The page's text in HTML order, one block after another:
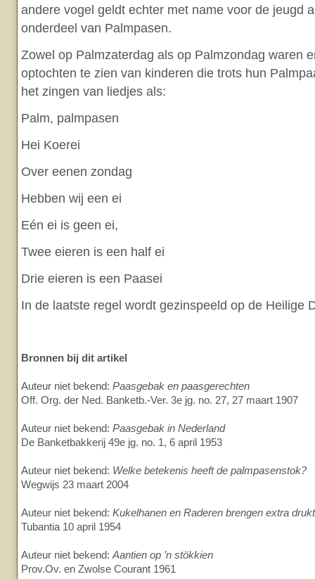
andere vogel geldt echter met name voor de jeugd
onderdeel van Palmpasen.
Zowel op Palmzaterdag als op Palmzondag waren
optochten te zien van kinderen die trots hun
het zingen van liedjes als:
Palm, palmpasen
Hei Koerei
Over eenen zondag
Hebben wij een ei
Eén ei is geen ei,
Twee eieren is een half ei
Drie eieren is een Paasei
In de laatste regel wordt gezinspeeld op de Heilige
Bronnen bij dit artikel
Auteur niet bekend: Paasgebak en paasgerechten
Off. Org. der Ned. Banketb.-Ver. 3e jg. no. 27, 27 maart 1907
Auteur niet bekend: Paasgebak in Nederland
De Banketbakkerij 49e jg. no. 1, 6 april 1953
Auteur niet bekend: Welke betekenis heeft de palmpasenstok?
Wegwijs 23 maart 2004
Auteur niet bekend: Kukelhanen en Raderen brengen extra
Tubantia 10 april 1954
Auteur niet bekend: Aantien op ’n stökkien
Prov.Ov. en Zwolse Courant 1961